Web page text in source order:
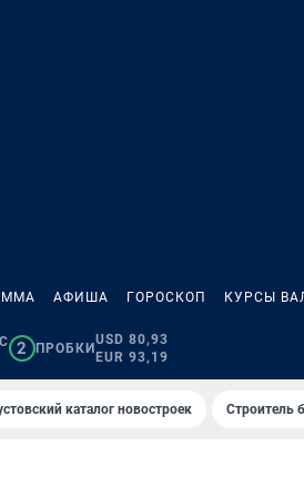
АФИША ГОРОСКОП КУРСЫ
2 ПРОБКИ
USD 80,93
EUR 93,19
каталог новостроек Строитель